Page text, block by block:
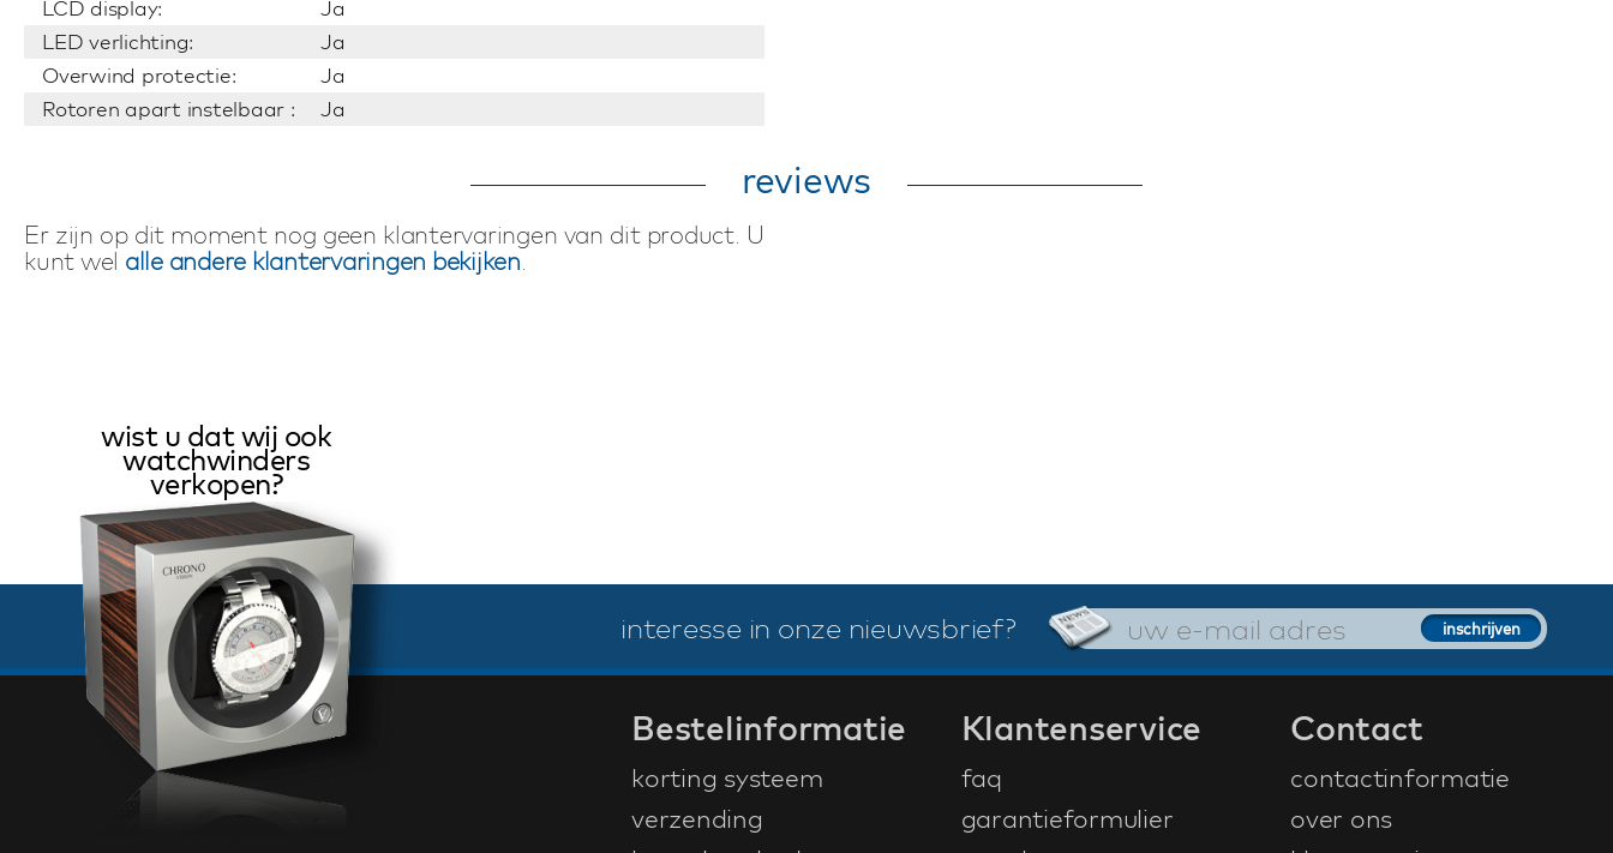
LCD display:
Ja
LED verlichting:
Ja
Overwind protectie:
Ja
Rotoren apart instelbaar :
Ja
reviews
Er zijn op dit moment nog geen klantervaringen van dit product. U
kunt wel alle andere klantervaringen bekijken.
interesse in onze nieuwsbrief?
wist u dat wij ook
watchwinders
verkopen?
Bestelinformatie
korting systeem
verzending
Klantenservice
faq
garantieformulier
Contact
contactinformatie
over ons